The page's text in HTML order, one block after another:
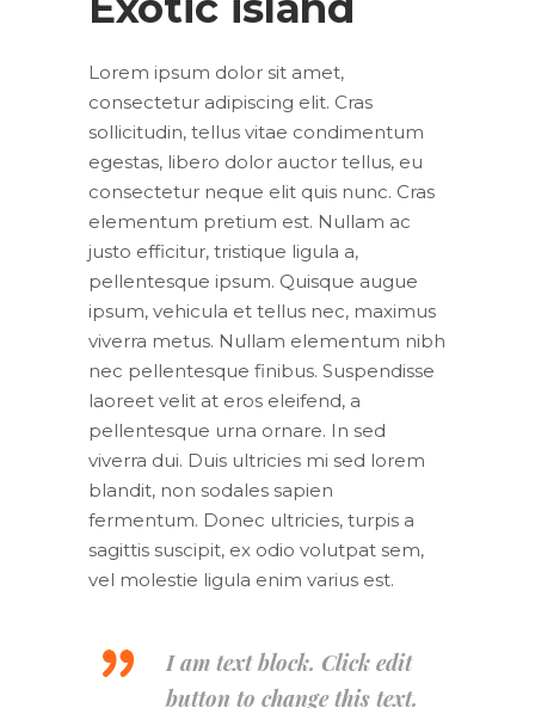
Lorem ipsum dolor sit amet,
consectetur adipiscing elit. Cras
sollicitudin, tellus vitae condimentum
egestas, libero dolor auctor tellus, eu
consectetur neque elit quis nunc. Cras
elementum pretium est. Nullam ac
justo efficitur, tristique ligula a,
pellentesque ipsum. Quisque augue
ipsum, vehicula et tellus nec, maximus
viverra metus. Nullam elementum nibh
nec pellentesque finibus. Suspendisse
laoreet velit at eros eleifend, a
pellentesque urna ornare. In sed
viverra dui. Duis ultricies mi sed lorem
blandit, non sodales sapien
fermentum. Donec ultricies, turpis a
sagittis suscipit, ex odio volutpat sem,
vel molestie ligula enim varius est.
I am text block. Click edit
button to change this text.